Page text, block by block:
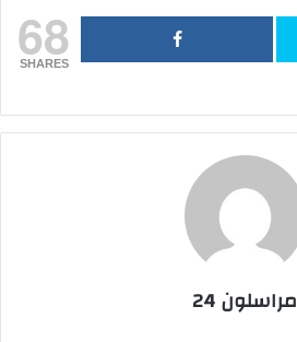
68
SHARES
مراسلون 24